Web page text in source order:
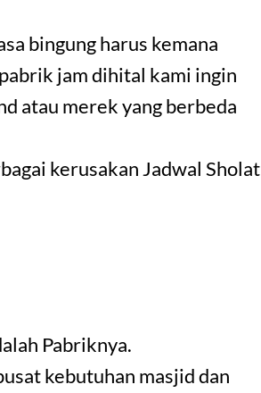
bingung harus kemana
jam dihital kami ingin
atau merek yang berbeda
kerusakan Jadwal Sholat
Pabriknya.
kebutuhan masjid dan